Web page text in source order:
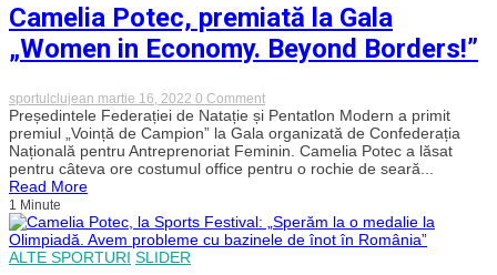
Camelia Potec, premiată la Gala
„Women in Economy. Beyond Borders!”
sportulclujean martie 16, 2022 0 Commenton
Camelia
Potec,
premiată
la
Gala
Economy.
Beyond
Borders!”
Președintele Federației de Natație și Pentatlon Modern a primit
premiul „Voință de Campion” la Gala organizată de Confederația
Națională pentru Antreprenoriat Feminin. Camelia Potec a lăsat
pentru câteva ore costumul office pentru o rochie de seară...
Read More
1 Minute
ALTE SPORTURI SLIDER